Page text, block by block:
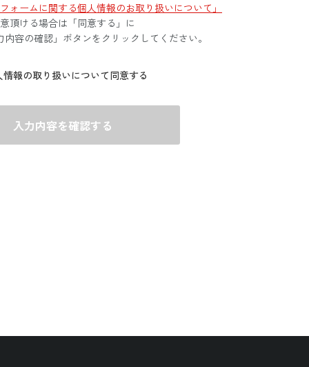
ォームに関する個人情報のお取り扱いについて」
頂ける場合は「同意する」に
容の確認」ボタンをクリックしてください。
情報の取り扱いについて同意する
入力内容を確認する